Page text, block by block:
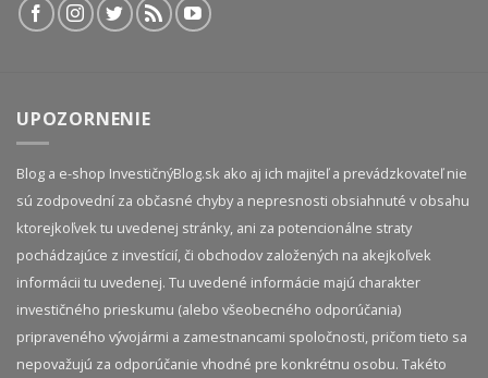
UPOZORNENIE
Blog a e-shop InvestičnýBlog.sk ako aj ich majiteľ a prevádzkovateľ nie
sú zodpovední za občasné chyby a nepresnosti obsiahnuté v obsahu
ktorejkoľvek tu uvedenej stránky, ani za potencionálne straty
pochádzajúce z investícií, či obchodov založených na akejkoľvek
informácii tu uvedenej. Tu uvedené informácie majú charakter
investičného prieskumu (alebo všeobecného odporúčania)
pripraveného vývojármi a zamestnancami spoločnosti, pričom tieto sa
nepovažujú za odporúčanie vhodné pre konkrétnu osobu. Takéto